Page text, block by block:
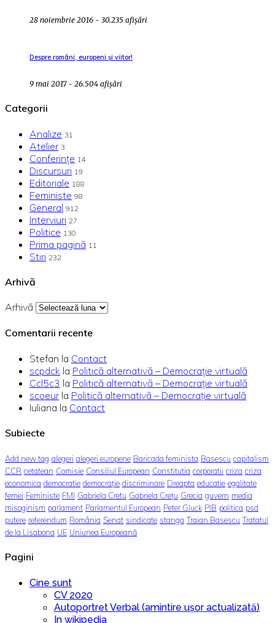
28 noiembrie 2016 - 30.235 afișări
Despre români, europeni și viitor!
9 mai 2017 - 26.504 afișări
Categorii
Analize 31
Atelier 3
Conferințe 14
Discursuri 19
Editoriale 188
Feministe 98
General 912
Interviuri 27
Politice 130
Prima pagină 11
Stiri 232
Arhivă
Arhivă
Comentarii recente
Stefan la Contact
scpdck la Politică alternativă – Democraţie virtuală
Ccl5c3 la Politică alternativă – Democraţie virtuală
scoeur la Politică alternativă – Democraţie virtuală
Iuliana la Contact
Subiecte
Add new tag alegeri alegeri europene Baricada feminista Basescu capitalism
CCR cetatean Comisie Consiliul European Constitutia corporatii criza criza
economica democratie democrație discriminare Dreapta educatie egalitate
femei Feministe FMI Gabriela Cretu Gabriela Crețu Grecia guvern media
misoginism parlament Parlamentul European Peter Gluck PIB politica psd
putere referendum România Senat sindicate stanga Traian Basescu Tratatul
de la Lisabona UE Uniunea Europeană
Pagini
Cine sunt
CV 2020
Autoportret Verbal (amintire ușor actualizată)
In wikipedia